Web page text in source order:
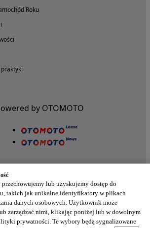
Roku
by OTOMOTO
aplikacje w twoim telefonie
przechowujemy lub uzyskujemy dostęp do
takich jak unikalne identyfikatory w plikach
danych osobowych. Użytkownik może
zarządzać nimi, klikając poniżej lub w dowolnym
prywatności. Te wybory będą sygnalizowane